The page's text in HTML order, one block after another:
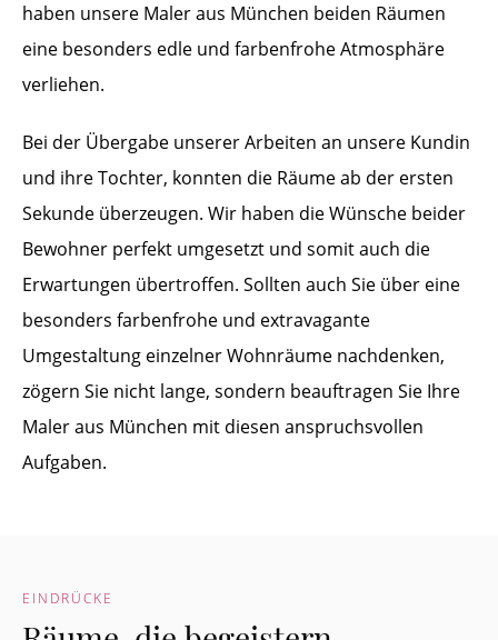
haben unsere Maler aus München beiden Räumen
eine besonders edle und farbenfrohe Atmosphäre
verliehen.
Bei der Übergabe unserer Arbeiten an unsere Kundin
und ihre Tochter, konnten die Räume ab der ersten
Sekunde überzeugen. Wir haben die Wünsche beider
Bewohner perfekt umgesetzt und somit auch die
Erwartungen übertroffen. Sollten auch Sie über eine
besonders farbenfrohe und extravagante
Umgestaltung einzelner Wohnräume nachdenken,
zögern Sie nicht lange, sondern beauftragen Sie Ihre
Maler aus München mit diesen anspruchsvollen
Aufgaben.
EINDRÜCKE